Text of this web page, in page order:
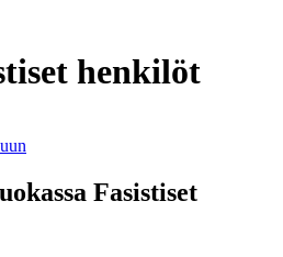
henkilöt
Fasistiset